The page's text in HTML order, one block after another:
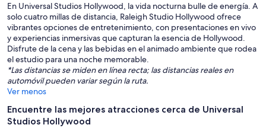
En Universal Studios Hollywood, la vida nocturna bulle de energía. A
solo cuatro millas de distancia, Raleigh Studio Hollywood ofrece
vibrantes opciones de entretenimiento, con presentaciones en vivo
y experiencias inmersivas que capturan la esencia de Hollywood.
Disfrute de la cena y las bebidas en el animado ambiente que rodea
el estudio para una noche memorable.
*Las distancias se miden en línea recta; las distancias reales en
automóvil pueden variar según la ruta.
Ver menos
Encuentre las mejores atracciones cerca de Universal
Studios Hollywood